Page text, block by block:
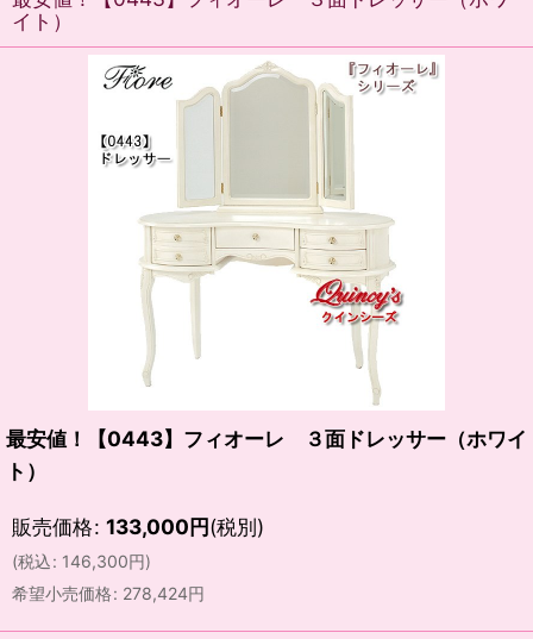
イト）
最安値！【0443】フィオーレ ３面ドレッサー（ホワイ
ト）
販売価格: 133,000円(税別)
(税込: 146,300円)
希望小売価格: 278,424円